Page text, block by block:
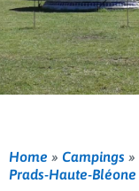
Home » Campings »
Prads-Haute-Bléone